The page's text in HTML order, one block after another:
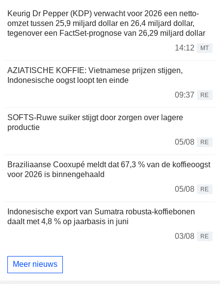
Keurig Dr Pepper (KDP) verwacht voor 2026 een netto-
omzet tussen 25,9 miljard dollar en 26,4 miljard dollar,
tegenover een FactSet-prognose van 26,29 miljard dollar
14:12
MT
AZIATISCHE KOFFIE: Vietnamese prijzen stijgen,
Indonesische oogst loopt ten einde
09:37
RE
SOFTS-Ruwe suiker stijgt door zorgen over lagere
productie
05/08
RE
Braziliaanse Cooxupé meldt dat 67,3 % van de koffieoogst
voor 2026 is binnengehaald
05/08
RE
Indonesische export van Sumatra robusta-koffiebonen
daalt met 4,8 % op jaarbasis in juni
03/08
RE
Meer nieuws